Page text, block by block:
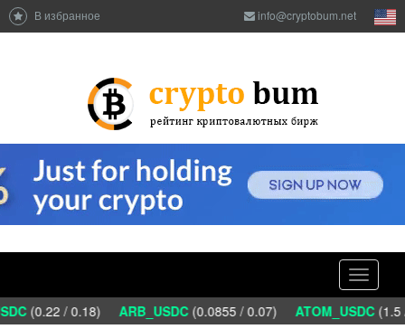
В избранное info@cryptobum.net
Toggle
(0.22 / 0.18)ARB_USDC(0.0855 / 0.07)ATOM_USDC(1.5 /